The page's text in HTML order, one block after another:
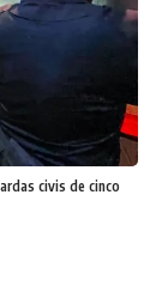
civis de cinco